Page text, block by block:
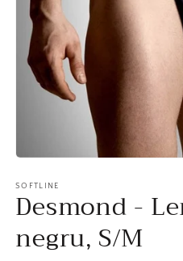
vizualizarea
galerie
conținutul
1
SOFTLINE
Desmond -
negru, S/M